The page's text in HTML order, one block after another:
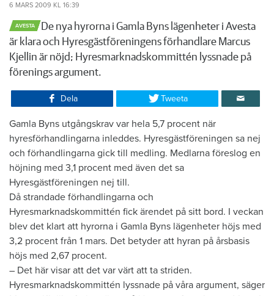
6 MARS 2009 KL 16:39
AVESTA
​De nya hyrorna i Gamla Byns lägenheter i Avesta
är klara och Hyresgästföreningens förhandlare Marcus
Kjellin är nöjd; Hyresmarknadskommittén lyssnade på
förenings argument.
Dela Tweeta
​Gamla Byns utgångskrav var hela 5,7 procent när
hyresförhandlingarna inleddes. Hyresgästföreningen sa nej
och förhandlingarna gick till medling. Medlarna föreslog en
höjning med 3,1 procent med även det sa
Hyresgästföreningen nej till.
Då strandade förhandlingarna och
Hyresmarknadskommittén fick ärendet på sitt bord. I veckan
blev det klart att hyrorna i Gamla Byns lägenheter höjs med
3,2 procent från 1 mars. Det betyder att hyran på årsbasis
höjs med 2,67 procent.
– Det här visar att det var värt att ta striden.
Hyresmarknadskommittén lyssnade på våra argument, säger